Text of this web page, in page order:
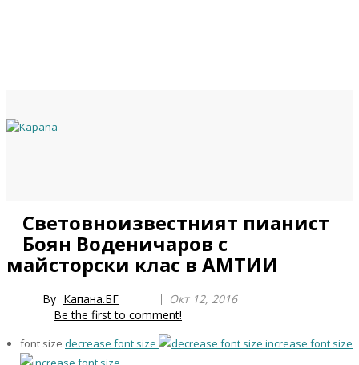
Световноизвестният пианист
Боян Воденичаров с
майсторски клас в АМТИИ
By Капана.БГ
Окт 12, 2016
Be the first to comment!
font size decrease font size increase font size
Year
Month
Year
Month